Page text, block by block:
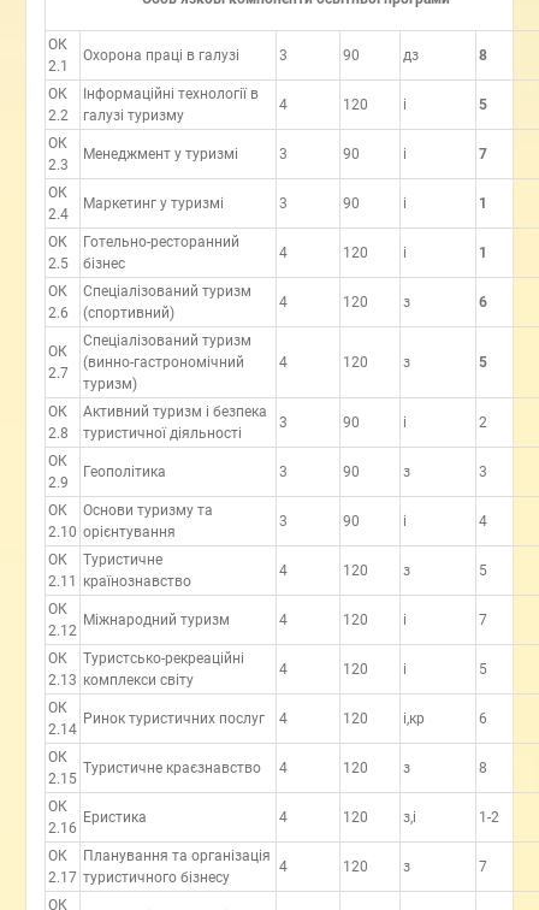
ОК
2.1
Охорона праці в галузі 3 90 дз 8
ОК
2.2
Інформаційні технології в
галузі туризму
4 120 і 5
ОК
2.3
Менеджмент у туризмі 3 90 і 7
ОК
2.4
Маркетинг у туризмі 3 90 і 1
ОК
2.5
Готельно-ресторанний
бізнес
4 120 і 1
ОК
2.6
Спеціалізований туризм
(спортивний)
4 120 з 6
ОК
2.7
Спеціалізований туризм
(винно-гастрономічний
туризм)
4 120 з 5
ОК
2.8
Активний туризм і безпека
туристичної діяльності
3 90 і 2
ОК
2.9
Геополітика 3 90 з 3
ОК
2.10
Основи туризму та
орієнтування
3 90 і 4
ОК
2.11
Туристичне
країнознавство
4 120 з 5
ОК
2.12
Міжнародний туризм 4 120 і 7
ОК
2.13
Туристсько-рекреаційні
комплекси світу
4 120 і 5
ОК
2.14
Ринок туристичних послуг 4 120 і,кр 6
ОК
2.15
Туристичне краєзнавство 4 120 з 8
ОК
2.16
Еристика 4 120 з,і 1-2
ОК
2.17
Планування та організація
туристичного бізнесу
4 120 з 7
ОК